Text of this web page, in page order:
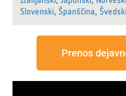
Slovenski, Španščina,
Prenos